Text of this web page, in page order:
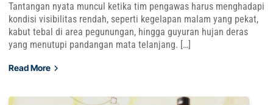
Tantangan nyata muncul ketika tim pengawas harus menghadapi
kondisi visibilitas rendah, seperti kegelapan malam yang pekat,
kabut tebal di area pegunungan, hingga guyuran hujan deras
yang menutupi pandangan mata telanjang. […]
Read More